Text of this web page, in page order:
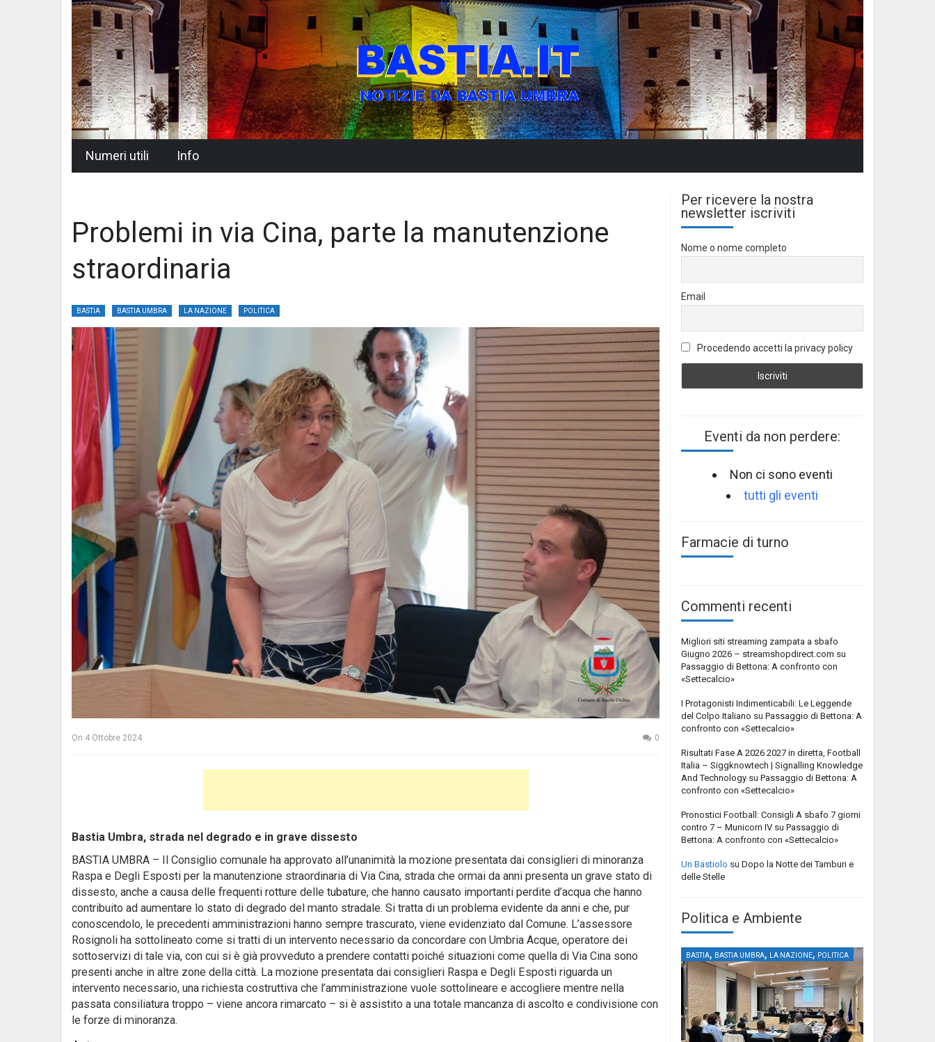
Numeri utili Info
Problemi in via Cina, parte la manutenzione
straordinaria
BASTIA BASTIA UMBRA LA NAZIONE POLITICA
On 4 Ottobre 2024 0
Bastia Umbra, strada nel degrado e in grave dissesto
BASTIA UMBRA – Il Consiglio comunale ha approvato all’unanimità la mozione presentata dai consiglieri di minoranza
Raspa e Degli Esposti per la manutenzione straordinaria di Via Cina, strada che ormai da anni presenta un grave stato di
dissesto, anche a causa delle frequenti rotture delle tubature, che hanno causato importanti perdite d’acqua che hanno
contribuito ad aumentare lo stato di degrado del manto stradale. Si tratta di un problema evidente da anni e che, pur
conoscendolo, le precedenti amministrazioni hanno sempre trascurato, viene evidenziato dal Comune. L’assessore
Rosignoli ha sottolineato come si tratti di un intervento necessario da concordare con Umbria Acque, operatore dei
sottoservizi di tale via, con cui si è già provveduto a prendere contatti poiché situazioni come quella di Via Cina sono
presenti anche in altre zone della città. La mozione presentata dai consiglieri Raspa e Degli Esposti riguarda un
intervento necessario, una richiesta costruttiva che l’amministrazione vuole sottolineare e accogliere mentre nella
passata consiliatura troppo – viene ancora rimarcato – si è assistito a una totale mancanza di ascolto e condivisione con
le forze di minoranza.
Per ricevere la nostra
newsletter iscriviti
Nome o nome completo
Email
Procedendo accetti la privacy policy
Eventi da non perdere:
Non ci sono eventi
tutti gli eventi
Farmacie di turno
Commenti recenti
Migliori siti streaming zampata a sbafo
Giugno 2026 – streamshopdirect.com su
Passaggio di Bettona: A confronto con
«Settecalcio»
I Protagonisti Indimenticabili: Le Leggende
del Colpo Italiano su Passaggio di Bettona: A
confronto con «Settecalcio»
Risultati Fase A 2026 2027 in diretta, Football
Italia – Siggknowtech | Signalling Knowledge
And Technology su Passaggio di Bettona: A
confronto con «Settecalcio»
Pronostici Football: Consigli A sbafo 7 giorni
contro 7 – Municorn IV su Passaggio di
Bettona: A confronto con «Settecalcio»
Un Bastiolo su Dopo la Notte dei Tamburi e
delle Stelle
Politica e Ambiente
BASTIA, BASTIA UMBRA, LA NAZIONE, POLITICA